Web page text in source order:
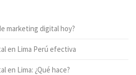
marketing digital hoy?
en Lima Perú efectiva
en Lima: ¿Qué hace?